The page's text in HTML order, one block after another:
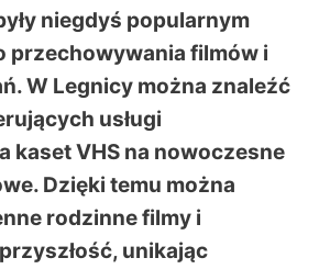
niegdyś popularnym
przechowywania filmów i
W Legnicy można znaleźć
usługi
kaset VHS na nowoczesne
Dzięki temu można
rodzinne filmy i
unikając